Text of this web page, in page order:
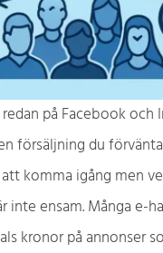
på Facebook och
försäljning du
komma igång men
inte ensam. Många e-
kronor på annonser